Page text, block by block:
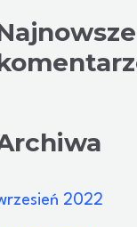
2022